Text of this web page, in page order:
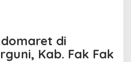
di
Kab. Fak Fak